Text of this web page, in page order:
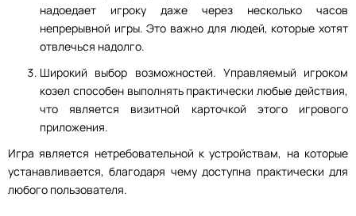
надоедает игроку даже через несколько часов
непрерывной игры. Это важно для людей, которые хотят
отвлечься надолго.
Широкий выбор возможностей. Управляемый игроком
козел способен выполнять практически любые действия,
что является визитной карточкой этого игрового
приложения.
Игра является нетребовательной к устройствам, на которые
устанавливается, благодаря чему доступна практически для
любого пользователя.